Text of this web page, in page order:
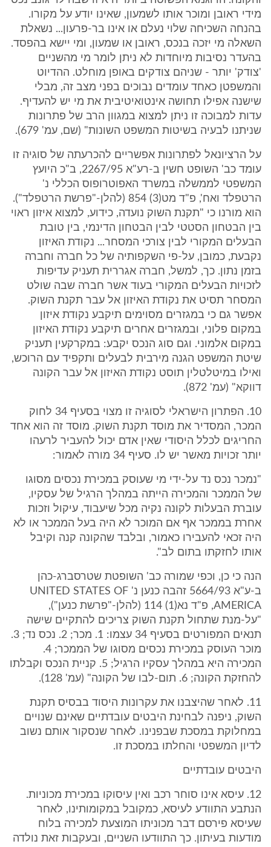
מידי ראובן ומוכר אותו לשמעון, שאינו יודע על מקורו.
בהנחה השכיחה שלוי נעלם או אינו בר-פרעון... נשאלת
השאלה מי יזכה בנכס, ראובן או שמעון, ומי יישא בהפסד.
בהעדר נסיבות מיוחדות לא ניתן לומר מי מהשניים
'צודק' יותר - שניהם צודקים באופן מוחלט. ההדיוט
והמשפטן כאחד עומדים נבוכים בפני מצב זה, מבלי
שישנה אפילו תחושה אינטואיטיבית את מי יש להעדיף.
עדות למבוכה זו ניתן למצוא במגוון הרב של פתרונות
שניתנו לבעיה בשיטות המשפט השונות" (שם, עמ' 679).
על הרציונאל לפתרונות אפשריים להכרעתה של סוגיה זו
עומד כב' השופט חשין ב-רע"א 2267/95, ב"כ היועץ
המשפטי לממשלה במשרד האפוטרופוס הכללי נ'
הרטפלד ואח', פ"ד מט(3) 854 (להלן-"פרשת הרטפלד").
הוא מורנו כי "תקנת השוק נועדה, כידוע, למצוא איזון ראוי
בין הבטחון הסטטי לבין הבטחון הדינמי, בין טובת
הבעלים המקורי לבין צורכי המסחר... נקודת האיזון
נקבעת, כמובן, על-פי השקפותיה של כל חברה וחברה
בזמן נתון. כך, למשל, חברה אגררית תעניק עדיפות
לזכויות הבעלים המקורי בעוד אשר חברה שבה שולט
המסחר תסיט את נקודת האיזון אל עבר תקנת השוק.
אפשר גם כי במגזרים מסוימים תיקבע נקודת איזון
במקום פלוני, ובמגזרים אחרים תיקבע נקודת האיזון
במקום אלמוני. וגם סוג הנכס יקבע: במקרקעין תעניק
שיטת המשפט הגנה מירבית לבעלים ותקפיד עם הרוכש,
ואילו במיטלטלין תוסט נקודת האיזון אל עבר הקונה
דווקא" (עמ' 872).
10. הפתרון הישראלי לסוגיה זו מצוי בסעיף 34 לחוק
המכר, המסדיר את מוסד תקנת השוק. מוסד זה הוא אחד
החריגים לכלל היסודי שאין אדם יכול להעביר לרעהו
יותר זכויות מאשר יש לו. סעיף 34 מורה לאמור:
"נמכר נכס נד על-ידי מי שעוסק במכירת נכסים מסוגו
של הממכר והמכירה הייתה במהלך הרגיל של עסקיו,
עוברת הבעלות לקונה נקיה מכל שיעבוד, עיקול וזכות
אחרת בממכר אף אם המוכר לא היה בעל הממכר או לא
היה זכאי להעבירו כאמור, ובלבד שהקונה קנה וקיבל
אותו לחזקתו בתום לב".
הנה כי כן, וכפי שמורה כב' השופטת שטרסברג-כהן
ב-ע"א 5664/93 זהבה כנען נ' UNITED STATES OF
AMERICA, פ"ד נא(1) 114 (להלן-"פרשת כנען"),
"על-מנת שתחול תקנת השוק צריכים להתקיים שישה
תנאים המפורטים בסעיף 34 עצמו: 1. מכר; 2. נכס נד; 3.
מוכר העוסק במכירת נכסים מסוגו של הממכר; 4.
המכירה היא במהלך עסקיו הרגיל; 5. קניית הנכס וקבלתו
להחזקת הקונה; 6. תום-לבו של הקונה" (עמ' 128).
11. לאחר שהיצבנו את עקרונות היסוד בבסיס תקנת
השוק, ניפנה לבחינת היבטים עובדתיים שאינם שנויים
במחלוקת במסכת שבפנינו. לאחר שנסקור אותם נשוב
לדיון המשפטי והחלתו במסכת זו.
היבטים עובדתיים
12. עיסא אינו סוחר רכב ואין עיסוקו במכירת מכוניות.
הנתבע התוודע לעיסא, כמקובל במקומותינו, לאחר
שעיסא פירסם דבר מכוניתו המוצעת למכירה בלוח
מודעות בעיתון. כך התוודעו השניים, ובעקבות זאת נולדה